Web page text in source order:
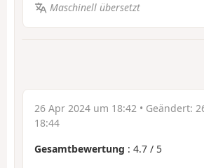
Maschinell übersetzt
26 Apr 2024 um 18:42 • Geändert:
18:44
Gesamtbewertung : 4.7 / 5